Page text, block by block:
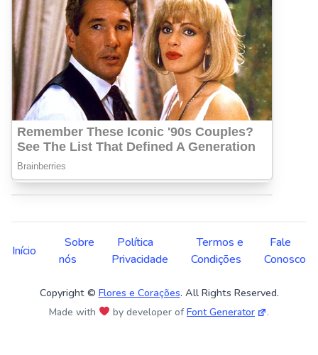
Início
Sobre
nós
Política
Privacidade
Termos e
Condições
Fale
Conosco
Copyright © Flores e Corações. All Rights Reserved.
Made with by developer ofFont Generator .